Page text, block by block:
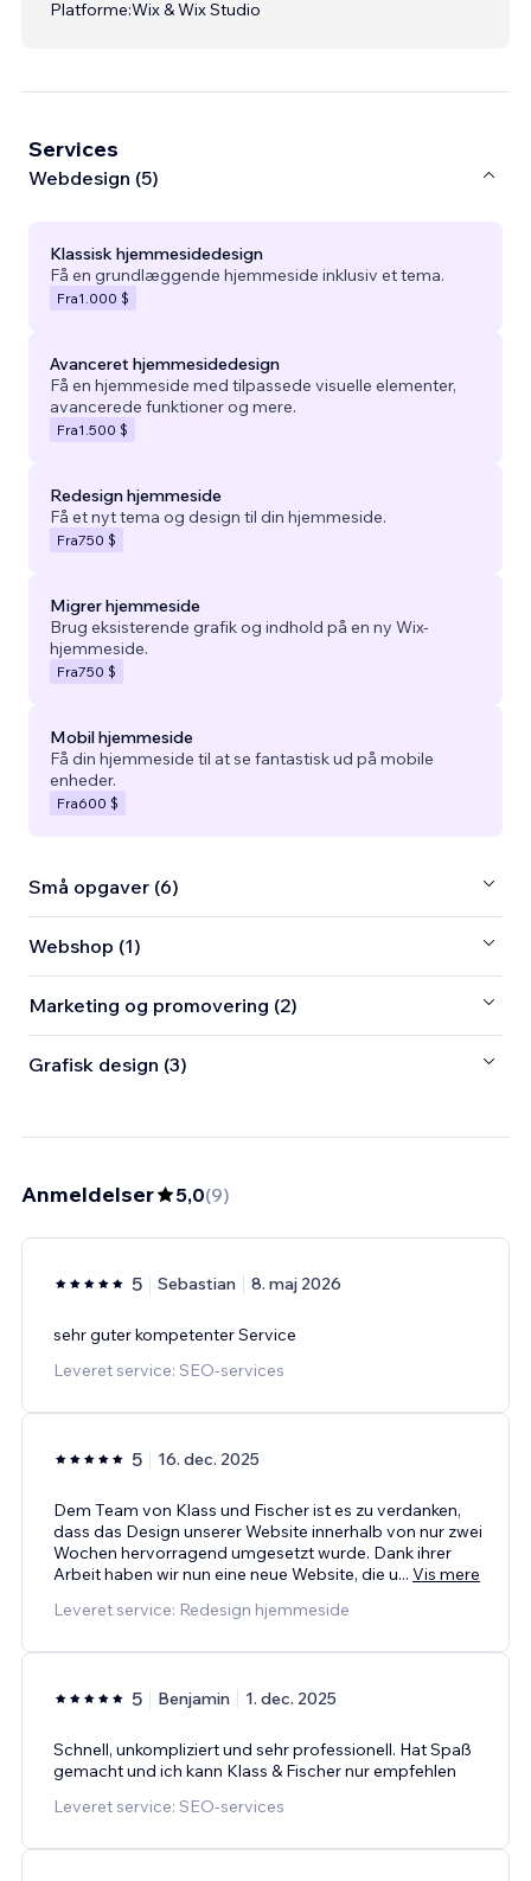
Platforme:Wix & Wix Studio
Services
Webdesign (5)
Klassisk hjemmesidedesign
Få en grundlæggende hjemmeside inklusiv et tema.
Fra1.000 $
Avanceret hjemmesidedesign
Få en hjemmeside med tilpassede visuelle elementer,
avancerede funktioner og mere.
Fra1.500 $
Redesign hjemmeside
Få et nyt tema og design til din hjemmeside.
Fra750 $
Migrer hjemmeside
Brug eksisterende grafik og indhold på en ny Wix-
hjemmeside.
Fra750 $
Mobil hjemmeside
Få din hjemmeside til at se fantastisk ud på mobile
enheder.
Fra600 $
Små opgaver (6)
Webshop (1)
Marketing og promovering (2)
Grafisk design (3)
Anmeldelser 5,0(9)
5 Sebastian 8. maj 2026
sehr guter kompetenter Service
Leveret service: SEO-services
5 16. dec. 2025
Dem Team von Klass und Fischer ist es zu verdanken,
dass das Design unserer Website innerhalb von nur zwei
Wochen hervorragend umgesetzt wurde. Dank ihrer
Arbeit haben wir nun eine neue Website, die u... Vis mere
Leveret service: Redesign hjemmeside
5 Benjamin 1. dec. 2025
Schnell, unkompliziert und sehr professionell. Hat Spaß
gemacht und ich kann Klass & Fischer nur empfehlen
Leveret service: SEO-services